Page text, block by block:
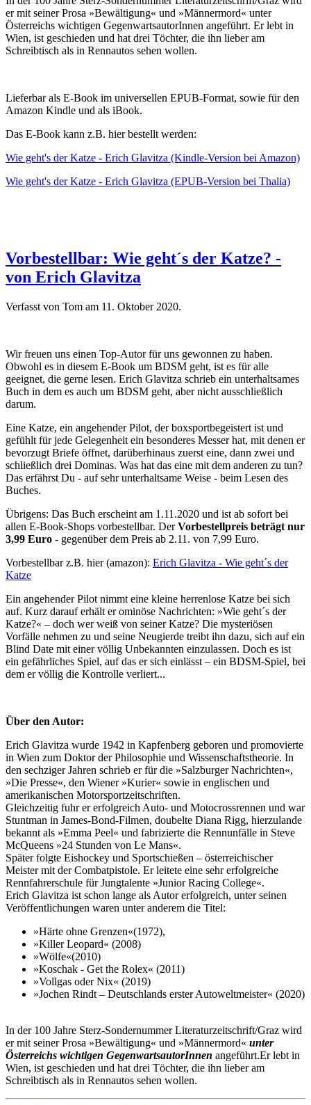
er mit seiner Prosa »Bewältigung« und »Männermord« unter
Österreichs wichtigen GegenwartsautorInnen angeführt. Er lebt in
Wien, ist geschieden und hat drei Töchter, die ihn lieber am
Schreibtisch als in Rennautos sehen wollen.
Lieferbar als E-Book im universellen EPUB-Format, sowie für den
Amazon Kindle und als iBook.
Das E-Book kann z.B. hier bestellt werden:
Wie geht's der Katze - Erich Glavitza (Kindle-Version bei Amazon)
Wie geht's der Katze - Erich Glavitza (EPUB-Version bei Thalia)
Vorbestellbar: Wie geht´s der Katze? -
von Erich Glavitza
Verfasst von Tom am 11. Oktober 2020.
Wir freuen uns einen Top-Autor für uns gewonnen zu haben.
Obwohl es in diesem E-Book um BDSM geht, ist es für alle
geeignet, die gerne lesen. Erich Glavitza schrieb ein unterhaltsames
Buch in dem es auch um BDSM geht, aber nicht ausschließlich
darum.
Eine Katze, ein angehender Pilot, der boxsportbegeistert ist und
gefühlt für jede Gelegenheit ein besonderes Messer hat, mit denen er
bevorzugt Briefe öffnet, darüberhinaus zuerst eine, dann zwei und
schließlich drei Dominas. Was hat das eine mit dem anderen zu tun?
Das erfährst Du - auf sehr unterhaltsame Weise - beim Lesen des
Buches.
Übrigens: Das Buch erscheint am 1.11.2020 und ist ab sofort bei
allen E-Book-Shops vorbestellbar. DerVorbestellpreis beträgt nur
3,99 Euro - gegenüber dem Preis ab 2.11. von 7,99 Euro.
Vorbestellbar z.B. hier (amazon): Erich Glavitza - Wie geht´s der
Katze
Ein angehender Pilot nimmt eine kleine herrenlose Katze bei sich
auf. Kurz darauf erhält er ominöse Nachrichten: »Wie geht´s der
Katze?« – doch wer weiß von seiner Katze? Die mysteriösen
Vorfälle nehmen zu und seine Neugierde treibt ihn dazu, sich auf ein
Blind Date mit einer völlig Unbekannten einzulassen. Doch es ist
ein gefährliches Spiel, auf das er sich einlässt – ein BDSM-Spiel, bei
dem er völlig die Kontrolle verliert...
Über den Autor:
Erich Glavitza wurde 1942 in Kapfenberg geboren und promovierte
in Wien zum Doktor der Philosophie und Wissenschaftstheorie. In
den sechziger Jahren schrieb er für die »Salzburger Nachrichten«,
»Die Presse«, den Wiener »Kurier« sowie in englischen und
amerikanischen Motorsportzeitschriften.
Gleichzeitig fuhr er erfolgreich Auto- und Motocrossrennen und war
Stuntman in James-Bond-Filmen, doubelte Diana Rigg, hierzulande
bekannt als »Emma Peel« und fabrizierte die Rennunfälle in Steve
McQueens »24 Stunden von Le Mans«.
Später folgte Eishockey und Sportschießen – österreichischer
Meister mit der Combatpistole. Er leitete eine sehr erfolgreiche
Rennfahrerschule für Jungtalente »Junior Racing College«.
Erich Glavitza ist schon lange als Autor erfolgreich, unter seinen
Veröffentlichungen waren unter anderem die Titel:
»Härte ohne Grenzen«(1972),
»Killer Leopard« (2008)
»Wölfe«(2010)
»Koschak - Get the Rolex« (2011)
»Vollgas oder Nix« (2019)
»Jochen Rindt – Deutschlands erster Autoweltmeister« (2020)
In der 100 Jahre Sterz-Sondernummer Literaturzeitschrift/Graz wird
er mit seiner Prosa »Bewältigung« und »Männermord« unter
Österreichs wichtigen GegenwartsautorInnen angeführt.Er lebt in
Wien, ist geschieden und hat drei Töchter, die ihn lieber am
Schreibtisch als in Rennautos sehen wollen.